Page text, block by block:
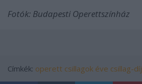
Fotók: Budapesti Operettszínház
Címkék: operett csillagok éve csillag-díj